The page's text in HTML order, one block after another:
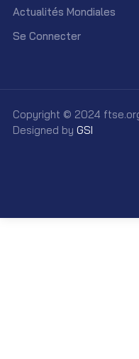
Actualités Mondiales
Se Connecter
Copyright © 2024
Designed by GSI